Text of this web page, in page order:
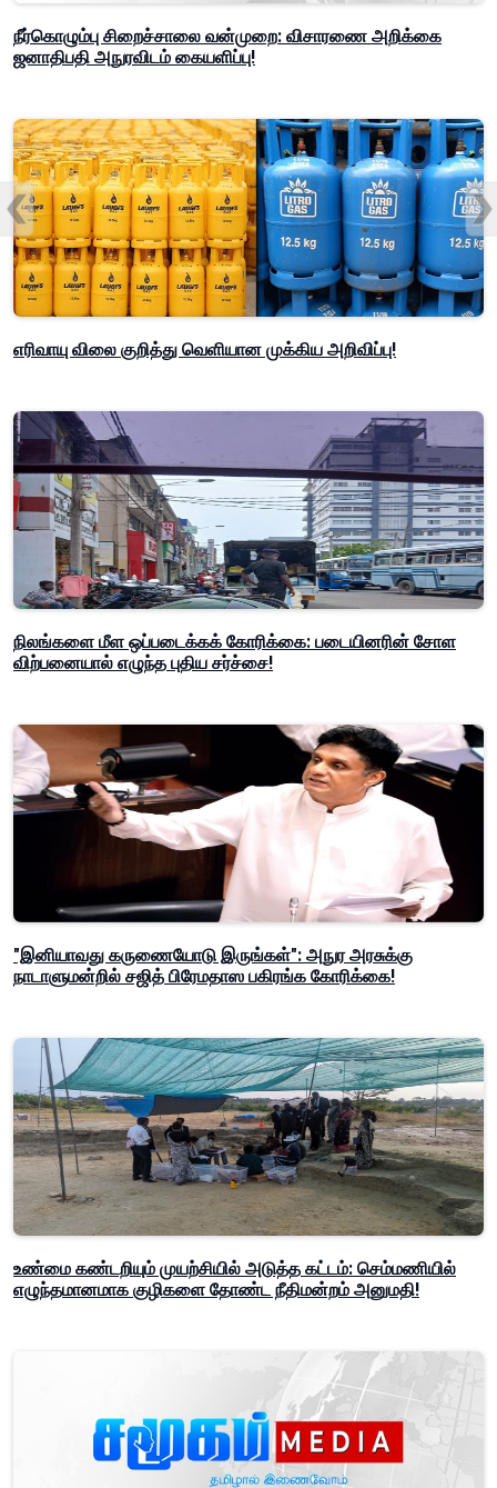
நீர்கொழும்பு சிறைச்சாலை வன்முறை: விசாரணை அறிக்கை
ஜனாதிபதி அநுரவிடம் கையளிப்பு!
எரிவாயு விலை குறித்து வெளியான முக்கிய அறிவிப்பு!
நிலங்களை மீள ஒப்படைக்கக் கோரிக்கை: படையினரின் சோள
விற்பனையால் எழுந்த புதிய சர்ச்சை!
"இனியாவது கருணையோடு இருங்கள்": அநுர அரசுக்கு
நாடாளுமன்றில் சஜித் பிரேமதாஸ பகிரங்க கோரிக்கை!
உண்மை கண்டறியும் முயற்சியில் அடுத்த கட்டம்: செம்மணியில்
எழுந்தமானமாக குழிகளை தோண்ட நீதிமன்றம் அனுமதி!